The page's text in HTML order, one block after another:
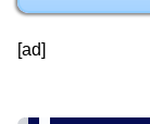
[ad]